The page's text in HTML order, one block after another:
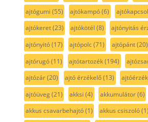
ajtógumi (55) ajtókampó(6)
ajtókeret(23) ajtókötél (8) ajtónyitás
ajtónyitó(17) ajtópolc(71) ajtópánt(20)
ajtórugó(11) ajtótartozék(194)
ajtózár(20) ajtó érzékelő(13)
ajtóüveg(21) akksi (4) akkumulátor(6)
akkus csavarbehajtó(1) akkus csiszoló(1)